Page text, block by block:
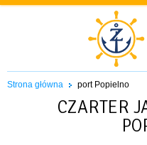
Strona główna port Popielno
CZARTER